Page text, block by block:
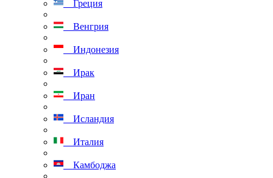
Греция
Венгрия
Индонезия
Ирак
Иран
Исландия
Италия
Камбоджа